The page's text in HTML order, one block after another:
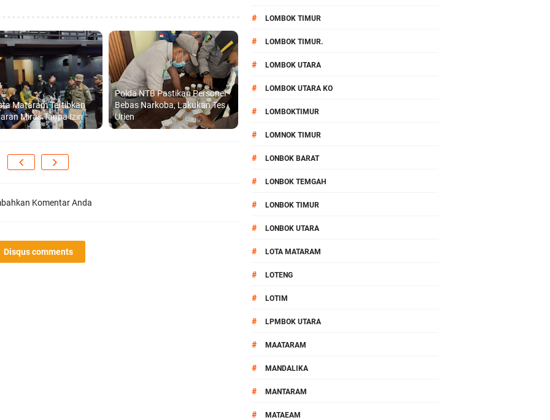
Mataram Tertibkan
Miras Tanpa Izin
Polda NTB Pastikan Personel
Bebas Narkoba, Lakukan Tes
Urien
Komentar Anda
Disqus comments
# LOMBOK TIMUR
# LOMBOK TIMUR.
# LOMBOK UTARA
# LOMBOK UTARA KO
# LOMBOKTIMUR
# LOMNOK TIMUR
# LONBOK BARAT
# LONBOK TEMGAH
# LONBOK TIMUR
# LONBOK UTARA
# LOTA MATARAM
# LOTENG
# LOTIM
# LPMBOK UTARA
# MAATARAM
# MANDALIKA
# MANTARAM
# MATAEAM